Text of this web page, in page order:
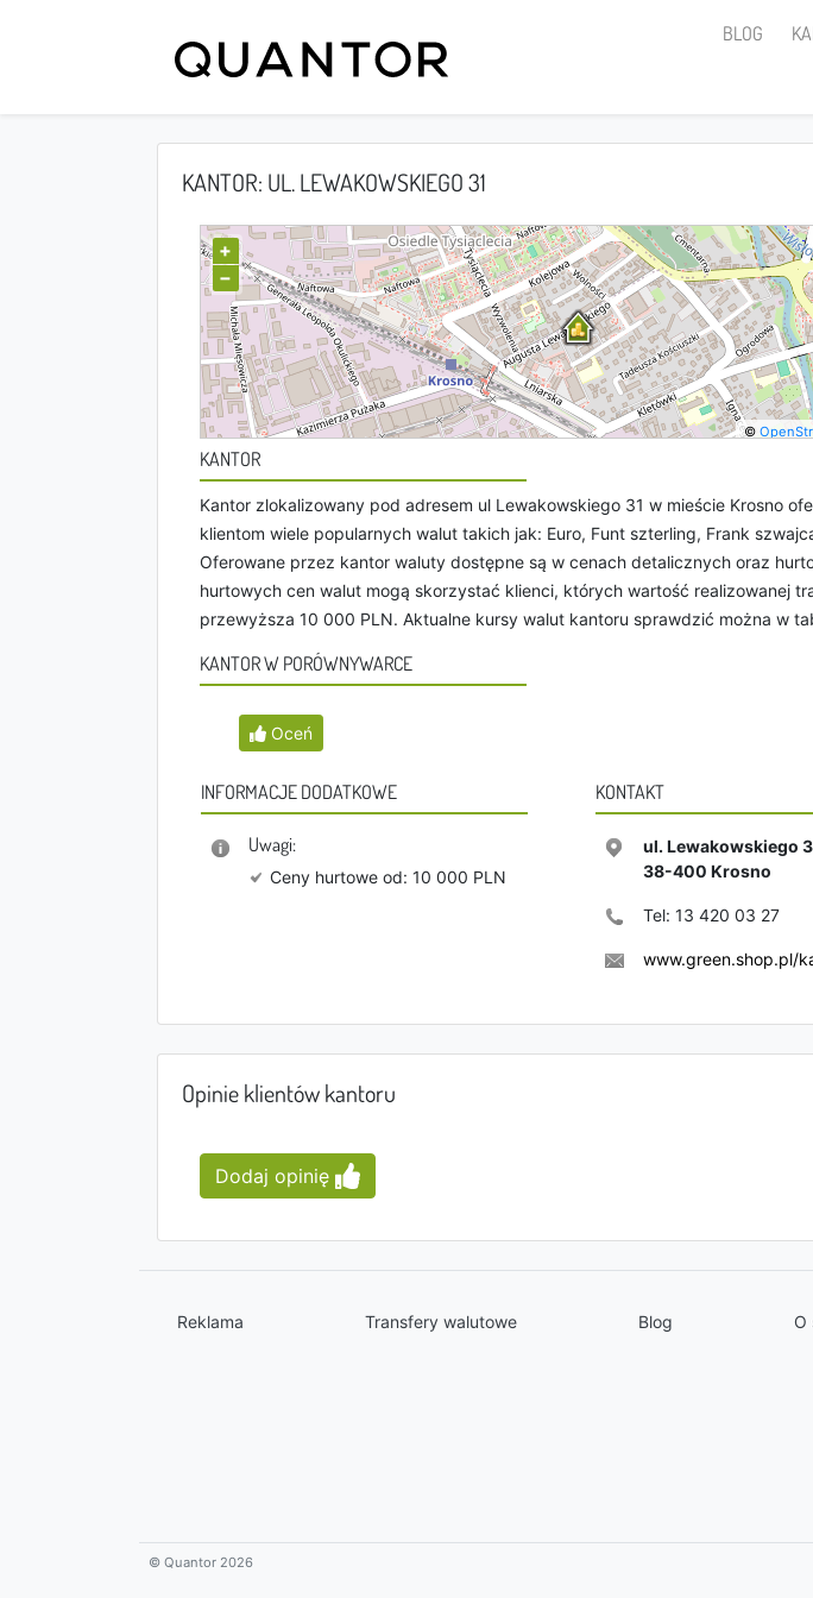
BLOG
KANTOR: UL. LEWAKOWSKIEGO 31
+
−
©
KANTOR
Kantor zlokalizowany pod adresem ul Lewakowskiego 31 w mieście Krosno
klientom wiele popularnych walut takich jak: Euro, Funt szterling, Frank
Oferowane przez kantor waluty dostępne są w cenach detalicznych oraz
hurtowych cen walut mogą skorzystać klienci, których wartość realizowanej
przewyższa 10 000 PLN. Aktualne kursy walut kantoru sprawdzić można w
KANTOR W PORÓWNYWARCE
Oceń
INFORMACJE DODATKOWE
Uwagi:
Ceny hurtowe od: 10 000 PLN
KONTAKT
ul. Lewakowskiego
38-400 Krosno
Tel: 13 420 03 27
www.green.shop.pl/
Opinie klientów kantoru
Dodaj opinię
Reklama Transfery walutowe Blog O
© Quantor 2026